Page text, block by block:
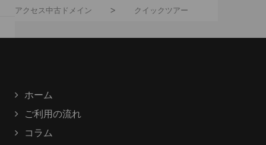
アクセス中古ドメイン クイックツアー
ホーム
ご利用の流れ
コラム